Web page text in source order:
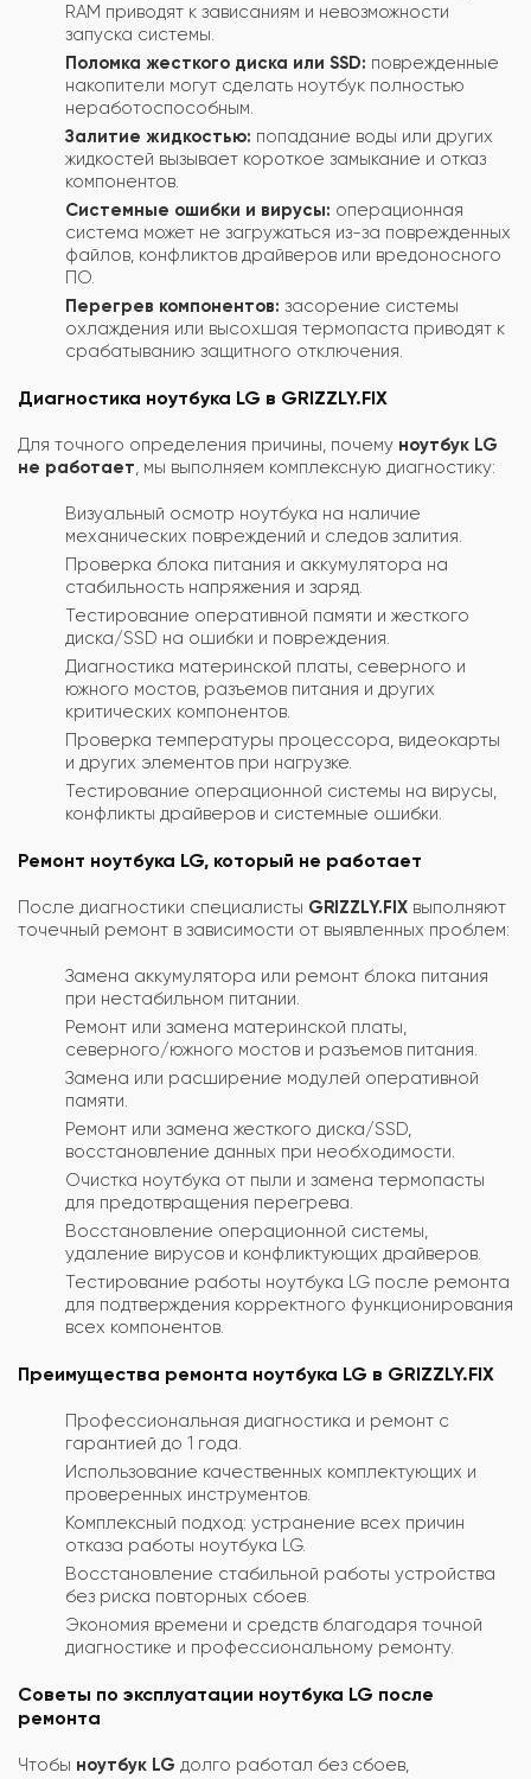
RAM приводят к зависаниям и невозможности
запуска системы.
Поломка жесткого диска или SSD: поврежденные
накопители могут сделать ноутбук полностью
неработоспособным.
Залитие жидкостью: попадание воды или других
жидкостей вызывает короткое замыкание и отказ
компонентов.
Системные ошибки и вирусы: операционная
система может не загружаться из-за поврежденных
файлов, конфликтов драйверов или вредоносного
ПО.
Перегрев компонентов: засорение системы
охлаждения или высохшая термопаста приводят к
срабатыванию защитного отключения.
Диагностика ноутбука LG в GRIZZLY.FIX
Для точного определения причины, почему ноутбук LG
не работает , мы выполняем комплексную диагностику:
Визуальный осмотр ноутбука на наличие
механических повреждений и следов залития.
Проверка блока питания и аккумулятора на
стабильность напряжения и заряд.
Тестирование оперативной памяти и жесткого
диска/SSD на ошибки и повреждения.
Диагностика материнской платы, северного и
южного мостов, разъемов питания и других
критических компонентов.
Проверка температуры процессора, видеокарты
и других элементов при нагрузке.
Тестирование операционной системы на вирусы,
конфликты драйверов и системные ошибки.
Ремонт ноутбука LG, который не работает
После диагностики специалисты GRIZZLY.FIX выполняют
точечный ремонт в зависимости от выявленных проблем:
Замена аккумулятора или ремонт блока питания
при нестабильном питании.
Ремонт или замена материнской платы,
северного/южного мостов и разъемов питания.
Замена или расширение модулей оперативной
памяти.
Ремонт или замена жесткого диска/SSD,
восстановление данных при необходимости.
Очистка ноутбука от пыли и замена термопасты
для предотвращения перегрева.
Восстановление операционной системы,
удаление вирусов и конфликтующих драйверов.
Тестирование работы ноутбука LG после ремонта
для подтверждения корректного функционирования
всех компонентов.
Преимущества ремонта ноутбука LG в GRIZZLY.FIX
Профессиональная диагностика и ремонт с
гарантией до 1 года.
Использование качественных комплектующих и
проверенных инструментов.
Комплексный подход: устранение всех причин
отказа работы ноутбука LG.
Восстановление стабильной работы устройства
без риска повторных сбоев.
Экономия времени и средств благодаря точной
диагностике и профессиональному ремонту.
Советы по эксплуатации ноутбука LG после
ремонта
Чтобы ноутбук LG долго работал без сбоев,